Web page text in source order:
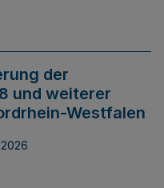
der
und weiterer
Westfalen